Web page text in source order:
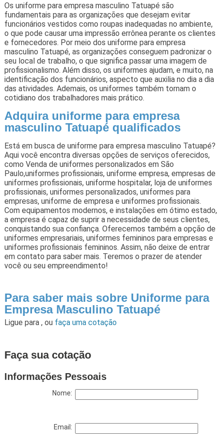
Os uniforme para empresa masculino Tatuapé são
fundamentais para as organizações que desejam evitar
funcionários vestidos como roupas inadequadas no ambiente,
o que pode causar uma impressão errônea perante os clientes
e fornecedores. Por meio dos uniforme para empresa
masculino Tatuapé, as organizações conseguem padronizar o
seu local de trabalho, o que significa passar uma imagem de
profissionalismo. Além disso, os uniformes ajudam, e muito, na
identificação dos funcionários, aspecto que auxilia no dia a dia
das atividades. Ademais, os uniformes também tornam o
cotidiano dos trabalhadores mais prático.
Adquira uniforme para empresa
masculino Tatuapé qualificados
Está em busca de uniforme para empresa masculino Tatuapé?
Aqui você encontra diversas opções de serviços oferecidos,
como Venda de uniformes personalizados em São
Paulo,uniformes profissionais, uniforme empresa, empresas de
uniformes profissionais, uniforme hospitalar, loja de uniformes
profissionais, uniformes personalizados, uniformes para
empresas, uniforme de empresa e uniformes profissionais.
Com equipamentos modernos, e instalações em ótimo estado,
a empresa é capaz de suprir a necessidade de seus clientes,
conquistando sua confiança. Oferecemos também a opção de
uniformes empresariais, uniformes femininos para empresas e
uniformes profissionais femininos. Assim, não deixe de entrar
em contato para saber mais. Teremos o prazer de atender
você ou seu empreendimento!
Para saber mais sobre Uniforme para
Empresa Masculino Tatuapé
Ligue para , ou faça uma cotação
Faça sua cotação
Informações Pessoais
Nome:
Email: